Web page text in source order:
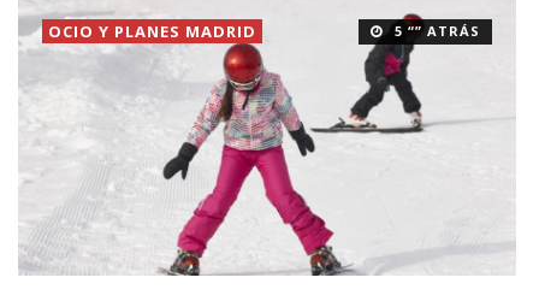
5 “” ATRÁS
OCIO Y PLANES MADRID